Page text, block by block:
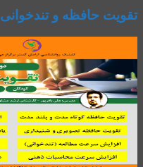
تقویت حافظه و تندخوانی